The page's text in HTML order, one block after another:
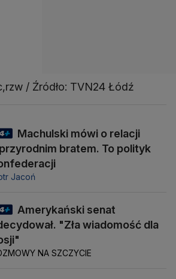
/ Źródło: TVN24 Łódź
Machulski mówi o relacji
bratem. To polityk
Jacoń
Amerykański senat
"Zła wiadomość dla
NA SZCZYCIE